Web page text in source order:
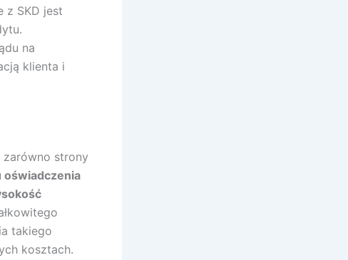
z SKD jest
na
klienta i
strony
oświadczenia
takiego
kosztach.